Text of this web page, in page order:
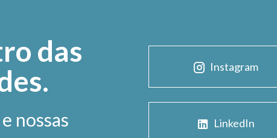
das
nossas
Instagram
LinkedIn